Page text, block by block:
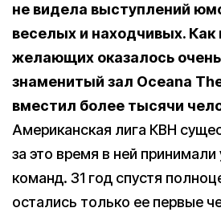
не видела выступлений
веселых и находчивых. Как
желающих оказалось
знаменитый зал Oceana
вместил более тысячи
Американская лига КВН
за это время в ней принимали
команд. 31 год спустя
остались только ее первые